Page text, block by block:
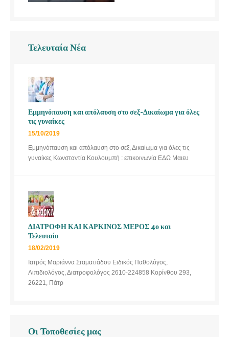
Τελευταία Νέα
Εμμηνόπαυση και απόλαυση στο σεξ-Δικαίωμα για όλες
τις γυναίκες
15/10/2019
Εμμηνόπαυση και απόλαυση στο σεξ, Δικαίωμα για όλες τις
γυναίκες Κωνσταντία Κουλουμπή : επικοινωνία ΕΔΩ Μαιευ
ΔΙΑΤΡΟΦΗ ΚΑΙ ΚΑΡΚΙΝΟΣ ΜΕΡΟΣ 4ο και
Τελευταίο
18/02/2019
Ιατρός Μαριάννα Σταματιάδου Ειδικός Παθολόγος,
Λιπιδιολόγος, Διατροφολόγος 2610-224858 Κορίνθου 293,
26221, Πάτρ
Οι Τοποθεσίες μας